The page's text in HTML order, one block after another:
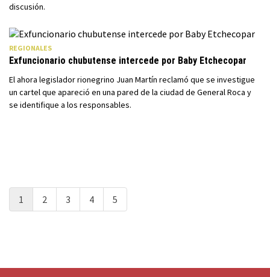
discusión.
REGIONALES
Exfuncionario chubutense intercede por Baby Etchecopar
El ahora legislador rionegrino Juan Martín reclamó que se investigue
un cartel que apareció en una pared de la ciudad de General Roca y
se identifique a los responsables.
1 2 3 4 5